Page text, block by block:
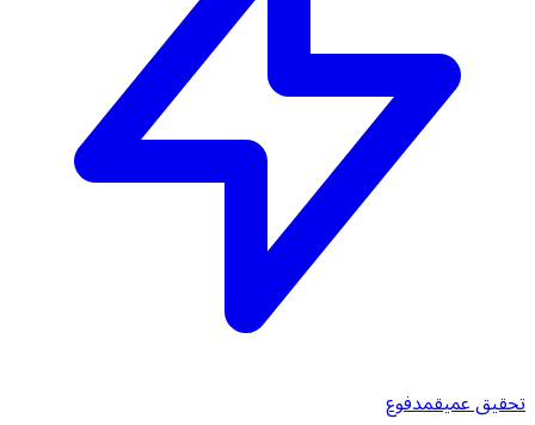
تحقيق عميقمدفوع